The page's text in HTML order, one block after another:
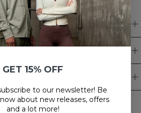
Newsletter
Newsletter! Erhalten Sie exklusive
GET 15% OFF
to our newsletter! Be
about new releases, offers
and a lot more!